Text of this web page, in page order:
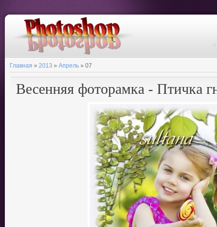
Главная » 2013 » Апрель » 07
Весенняя фоторамка - Птичка